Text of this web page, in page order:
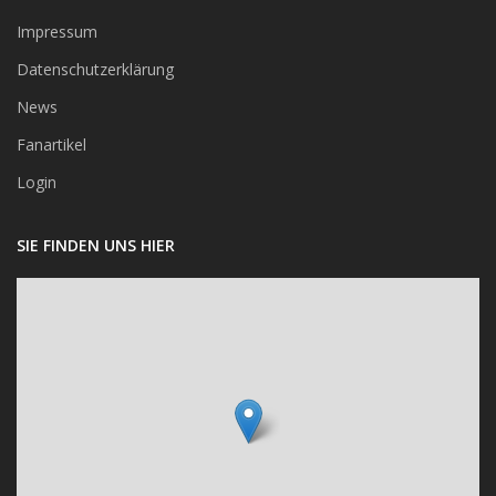
Impressum
Datenschutzerklärung
News
Fanartikel
Login
SIE FINDEN UNS HIER